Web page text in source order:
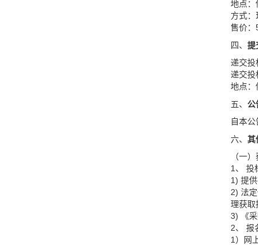
地点：
方式：
售价：
四、 提
递交投
递交投
地点：
五、 公
自本公
六、 其
（一
1、 投
1) 提
2) 法
理获取
3) 《
2、 报
1）网